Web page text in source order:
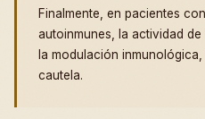
Finalmente, en pacientes
autoinmunes, la actividad
la modulación
cautela.